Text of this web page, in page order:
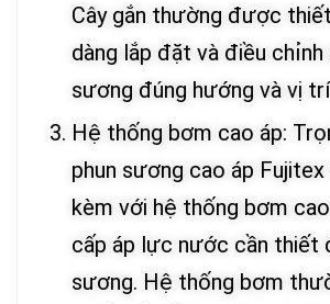
Cây gắn thường được
dàng lắp đặt và điều chỉnh
sương đúng hướng và vị
Hệ thống bơm cao áp:
phun sương cao áp
kèm với hệ thống bơm
cấp áp lực nước cần thiết
sương. Hệ thống bơm